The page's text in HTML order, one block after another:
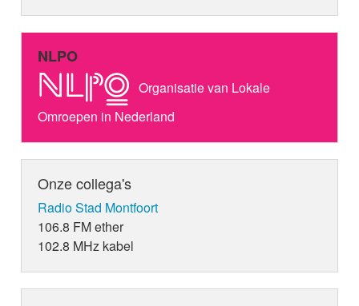
NLPO
Organisatie van Lokale
Omroepen in Nederland
Onze collega's
Radio Stad Montfoort
106.8 FM ether
102.8 MHz kabel